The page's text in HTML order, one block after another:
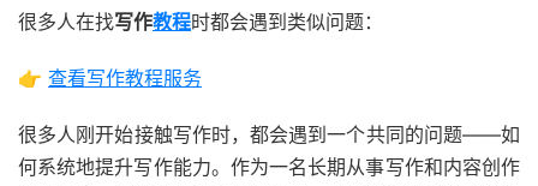
很多人在找写作教程时都会遇到类似问题：
👉 查看写作教程服务
很多人刚开始接触写作时，都会遇到一个共同的问题——如
何系统地提升写作能力。作为一名长期从事写作和内容创作